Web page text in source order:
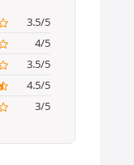
3.5/5
4/5
3.5/5
4.5/5
3/5